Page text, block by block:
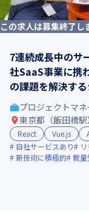
この求人は募集終了し
7連続成長中のサ
社SaaS事業に携
の課題を解決す
プロジェクトマ
東京都（飯田橋駅）
React Vue.js
自社サービスあり
新技術に積極的 裁量